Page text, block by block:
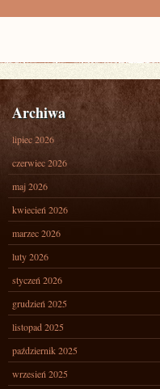
Archiwa
lipiec 2026
czerwiec 2026
maj 2026
kwiecień 2026
marzec 2026
luty 2026
styczeń 2026
grudzień 2025
listopad 2025
październik 2025
wrzesień 2025